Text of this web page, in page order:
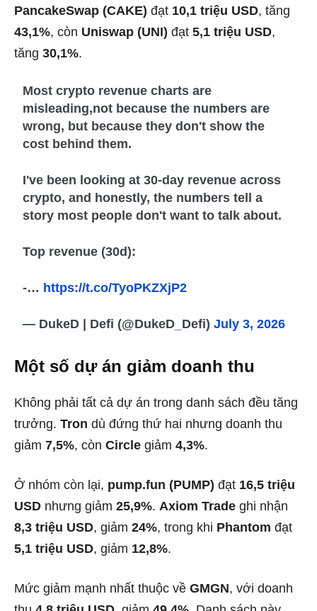
PancakeSwap (CAKE) đạt 10,1 triệu USD, tăng
43,1%, còn Uniswap (UNI) đạt 5,1 triệu USD,
tăng 30,1%.
Most crypto revenue charts are
misleading,not because the numbers are
wrong, but because they don't show the
cost behind them.
I've been looking at 30-day revenue across
crypto, and honestly, the numbers tell a
story most people don't want to talk about.
Top revenue (30d):
-… https://t.co/TyoPKZXjP2
— DukeD | Defi (@DukeD_Defi)July 3, 2026
Một số dự án giảm doanh thu
Không phải tất cả dự án trong danh sách đều tăng
trưởng. Tron dù đứng thứ hai nhưng doanh thu
giảm 7,5%, còn Circle giảm 4,3%.
Ở nhóm còn lại, pump.fun (PUMP) đạt 16,5 triệu
USD nhưng giảm 25,9%. Axiom Trade ghi nhận
8,3 triệu USD, giảm 24%, trong khi Phantom đạt
5,1 triệu USD, giảm 12,8%.
Mức giảm mạnh nhất thuộc về GMGN, với doanh